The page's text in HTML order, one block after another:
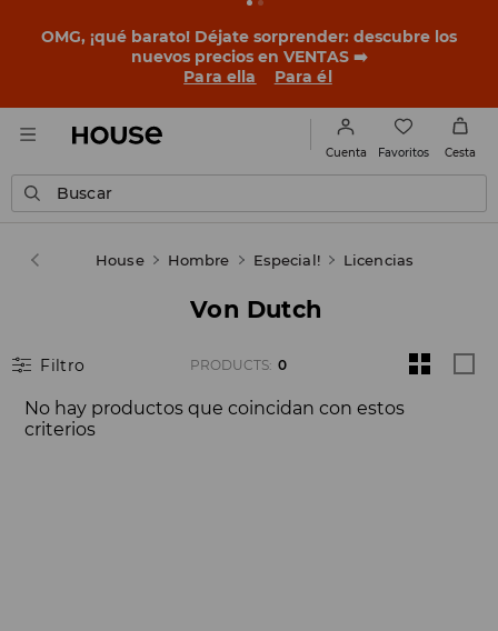
OMG, ¡qué barato! Déjate sorprender: descubre los
nuevos precios en VENTAS ➡️
Para ella
Para él
Cuenta Favoritos Cesta
Buscar
House Hombre Especial! Licencias
Von Dutch
Filtro PRODUCTS: 0
No hay productos que coincidan con estos
criterios